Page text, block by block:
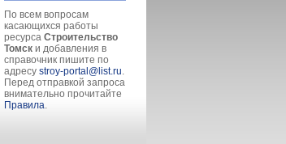
По всем вопросам
касающихся работы
ресурса Строительство
Томск и добавления в
справочник пишите по
адресу stroy-portal@list.ru.
Перед отправкой запроса
внимательно прочитайте
Правила.